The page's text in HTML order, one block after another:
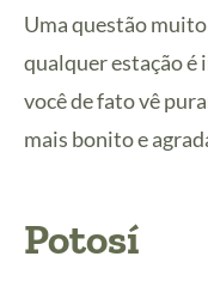
Uma questão
qualquer estação é
você de fato vê
mais bonito e
Potosí